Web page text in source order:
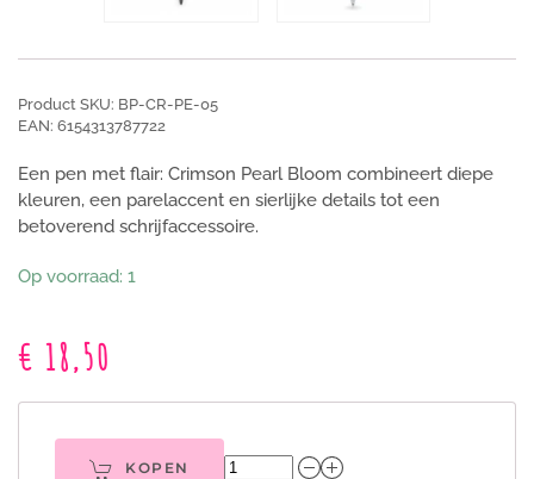
Product SKU: BP-CR-PE-05
EAN: 6154313787722
Een pen met flair: Crimson Pearl Bloom combineert diepe
kleuren, een parelaccent en sierlijke details tot een
betoverend schrijfaccessoire.
Op voorraad: 1
€ 18,50
KOPEN